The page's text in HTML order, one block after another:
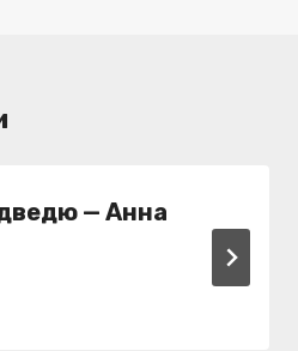
— Анна